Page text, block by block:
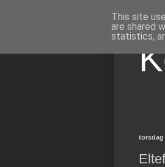
torsdag
This site
are shared
statistics,